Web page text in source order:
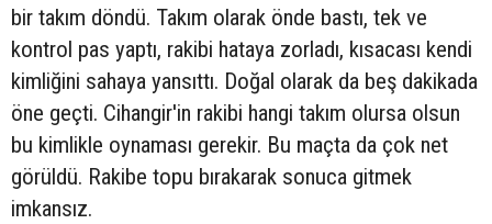
bir takım döndü. Takım olarak önde bastı, tek ve
kontrol pas yaptı, rakibi hataya zorladı, kısacası kendi
kimliğini sahaya yansıttı. Doğal olarak da beş dakikada
öne geçti. Cihangir'in rakibi hangi takım olursa olsun
bu kimlikle oynaması gerekir. Bu maçta da çok net
görüldü. Rakibe topu bırakarak sonuca gitmek
imkansız.